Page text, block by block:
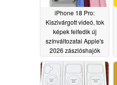
iPhone 18 Pro:
Kiszivárgott videó, tok
képek felfedik új
színváltozatai Apple's
2026 zászlóshajók
05/25/2026